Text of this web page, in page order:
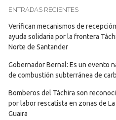
ENTRADAS RECIENTES
Verifican mecanismos de
ayuda solidaria por la frontera
Norte de Santander
Gobernador Bernal: Es un evento
de combustión subterránea de
Bomberos del Táchira son
por labor rescatista en zonas de La
Guaira